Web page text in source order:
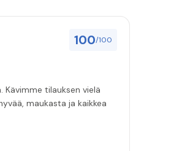
100/100
tilauksen vielä
maukasta ja kaikkea